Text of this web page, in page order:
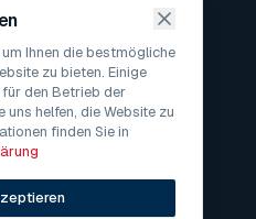
Ihnen die bestmögliche
zu bieten. Einige
den Betrieb der
uns helfen, die Website zu
finden Sie in